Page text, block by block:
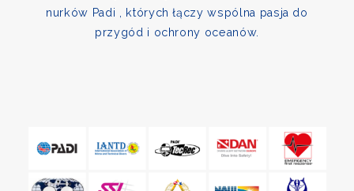
nurków Padi , których łączy wspólna pasja do
przygód i ochrony oceanów.